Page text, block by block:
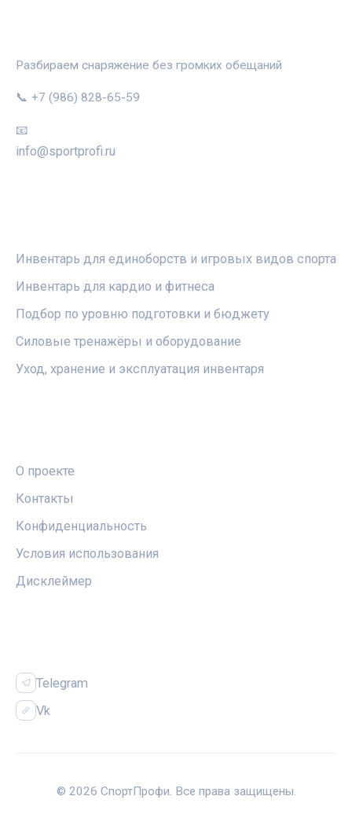
Разбираем снаряжение без громких обещаний
📞 +7 (986) 828-65-59
📧
info@sportprofi.ru
Инвентарь для единоборств и игровых видов спорта
Инвентарь для кардио и фитнеса
Подбор по уровню подготовки и бюджету
Силовые тренажёры и оборудование
Уход, хранение и эксплуатация инвентаря
О проекте
Контакты
Конфиденциальность
Условия использования
Дисклеймер
Telegram
Vk
© 2026 СпортПрофи. Все права защищены.